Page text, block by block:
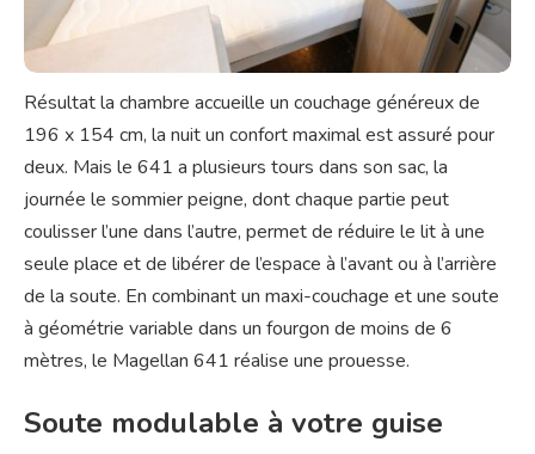
Résultat la chambre accueille un couchage généreux de
196 x 154 cm, la nuit un confort maximal est assuré pour
deux. Mais le 641 a plusieurs tours dans son sac, la
journée le sommier peigne, dont chaque partie peut
coulisser l’une dans l’autre, permet de réduire le lit à une
seule place et de libérer de l’espace à l’avant ou à l’arrière
de la soute. En combinant un maxi-couchage et une soute
à géométrie variable dans un fourgon de moins de 6
mètres, le Magellan 641 réalise une prouesse.
Soute modulable à votre guise